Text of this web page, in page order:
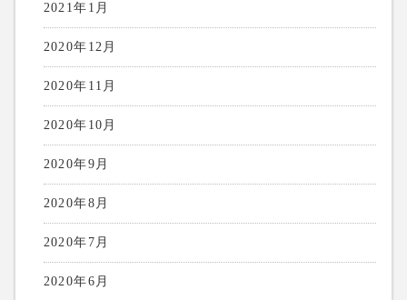
2021年1月
2020年12月
2020年11月
2020年10月
2020年9月
2020年8月
2020年7月
2020年6月